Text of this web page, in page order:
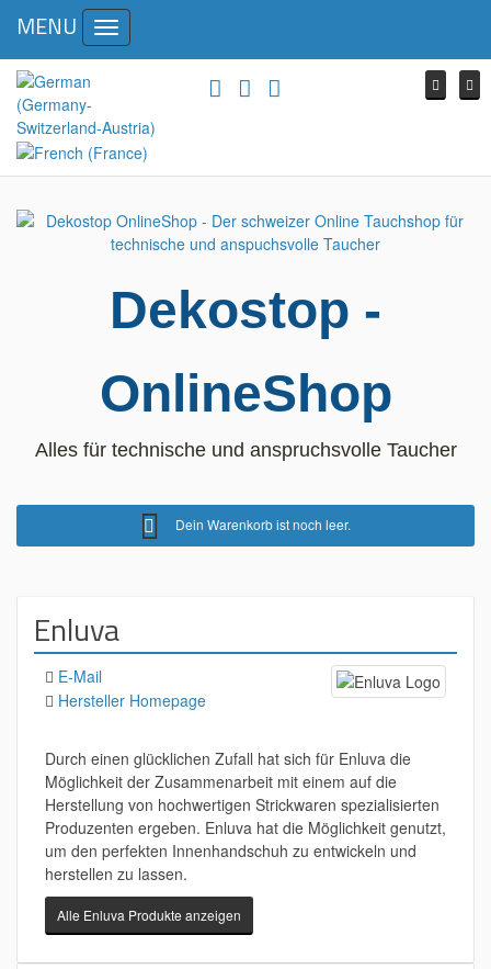
Dekostop -
OnlineShop
Alles für technische und anspruchsvolle Taucher
Dein Warenkorb ist noch leer.
MENU
Toggle
navigation
Enluva
E-Mail
Hersteller Homepage
Durch einen glücklichen Zufall hat sich für Enluva die
Möglichkeit der Zusammenarbeit mit einem auf die
Herstellung von hochwertigen Strickwaren spezialisierten
Produzenten ergeben. Enluva hat die Möglichkeit genutzt,
um den perfekten Innenhandschuh zu entwickeln und
herstellen zu lassen.
Alle Enluva Produkte anzeigen